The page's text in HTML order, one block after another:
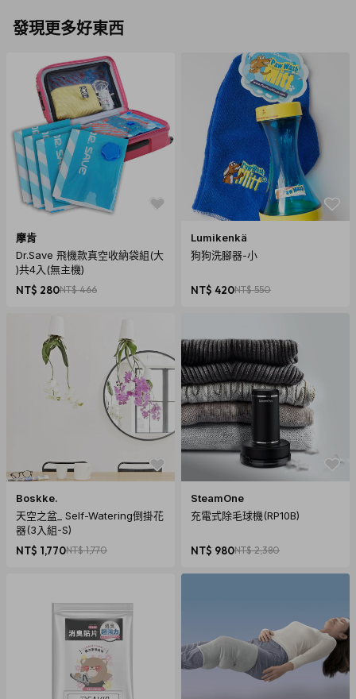
發現更多好東西
摩肯
Dr.Save 飛機款真空收納袋組(大
)共4入(無主機)
NT$ 280NT$ 466
Lumikenkä
狗狗洗腳器-小
NT$ 420NT$ 550
Boskke.
天空之盆_ Self-Watering倒掛花
器(3入組-S)
NT$ 1,770NT$ 1,770
SteamOne
充電式除毛球機(RP10B)
NT$ 980NT$ 2,380